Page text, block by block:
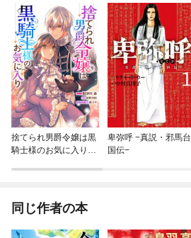
捨てられ男爵令嬢は黒
騎士様のお気に入り
卑弥呼 −真説・邪馬台
国伝−
同じ作者の本